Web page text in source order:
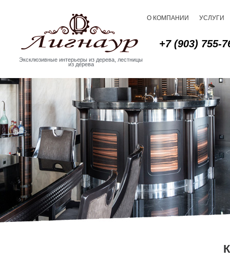
О КОМПАНИИ УСЛУГИ
+7 (903) 755-
Эксклюзивные интерьеры из дерева, лестницы
из дерева